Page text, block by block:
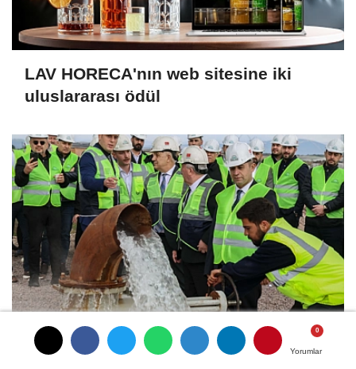
Yorumlar
LAV HORECA'nın web sitesine iki
uluslararası ödül
İlk ruhsatlar yatırımcılara teslim edildi
Yorumlar